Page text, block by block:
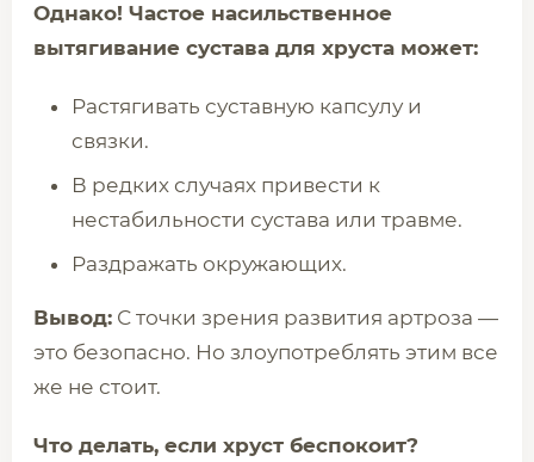
Однако! Частое насильственное
вытягивание сустава для хруста может:
Растягивать суставную капсулу и
связки.
В редких случаях привести к
нестабильности сустава или травме.
Раздражать окружающих.
Вывод: С точки зрения развития артроза —
это безопасно. Но злоупотреблять этим все
же не стоит.
Что делать, если хруст беспокоит?